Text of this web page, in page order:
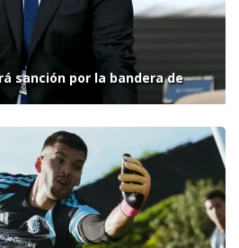
sanción por la bandera de